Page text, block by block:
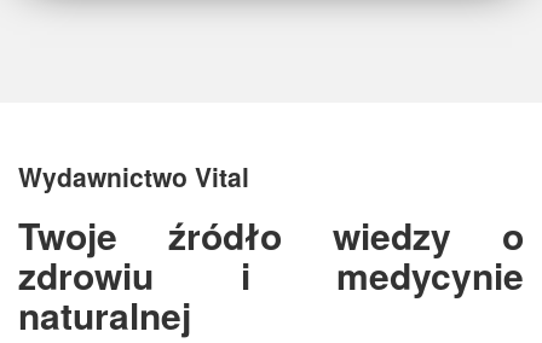
Wydawnictwo Vital
Twoje źródło wiedzy o
zdrowiu i medycynie
naturalnej